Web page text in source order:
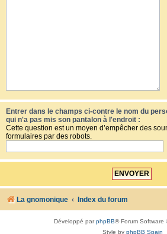
Entrer dans le champs ci-contre le nom du
qui n'a pas mis son pantalon à l'endroit :
Cette question est un moyen d’empêcher des
formulaires par des robots.
La gnomonique Index du forum
Développé parphpBB® Forum Software
Style by phpBB Spain